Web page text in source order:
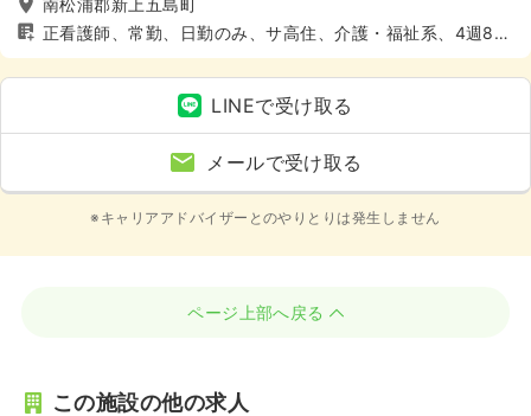
正看護師、常勤、日勤のみ、サ高住、介護・福祉系、4週8休
以上
LINEで受け取る
メールで受け取る
※キャリアアドバイザーとのやりとりは発生しません
ページ上部へ戻る
この施設の他の求人